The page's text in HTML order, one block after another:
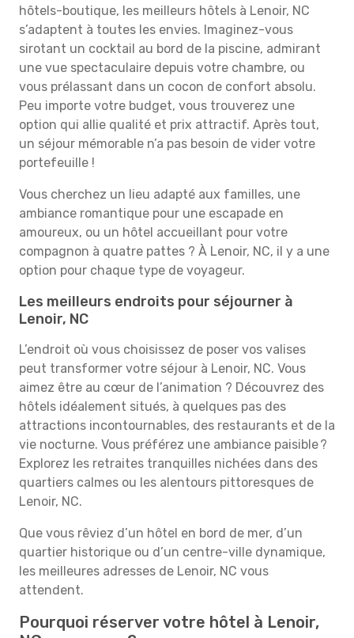
hôtels-boutique, les meilleurs hôtels à Lenoir, NC
s’adaptent à toutes les envies. Imaginez-vous
sirotant un cocktail au bord de la piscine, admirant
une vue spectaculaire depuis votre chambre, ou
vous prélassant dans un cocon de confort absolu.
Peu importe votre budget, vous trouverez une
option qui allie qualité et prix attractif. Après tout,
un séjour mémorable n’a pas besoin de vider votre
portefeuille !
Vous cherchez un lieu adapté aux familles, une
ambiance romantique pour une escapade en
amoureux, ou un hôtel accueillant pour votre
compagnon à quatre pattes ? À Lenoir, NC, il y a une
option pour chaque type de voyageur.
Les meilleurs endroits pour séjourner à
Lenoir, NC
L’endroit où vous choisissez de poser vos valises
peut transformer votre séjour à Lenoir, NC. Vous
aimez être au cœur de l’animation ? Découvrez des
hôtels idéalement situés, à quelques pas des
attractions incontournables, des restaurants et de la
vie nocturne. Vous préférez une ambiance paisible ?
Explorez les retraites tranquilles nichées dans des
quartiers calmes ou les alentours pittoresques de
Lenoir, NC.
Que vous rêviez d’un hôtel en bord de mer, d’un
quartier historique ou d’un centre-ville dynamique,
les meilleures adresses de Lenoir, NC vous
attendent.
Pourquoi réserver votre hôtel à Lenoir,